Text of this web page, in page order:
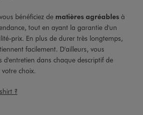
bénéficiez de matières agréablesà
tout en ayant la garantie d'un
prix. En plus de durer très longtemps,
facilement. D'ailleurs, vous
d'entretien dans chaque descriptif de
choix.
?